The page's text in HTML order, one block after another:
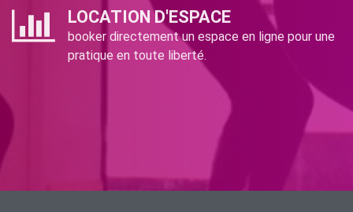
LOCATION D'ESPACE
booker directement un espace en ligne pour une
pratique en toute liberté.